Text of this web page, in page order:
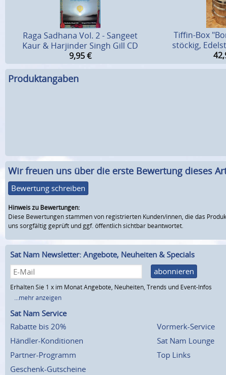
Raga Sadhana Vol. 2 - Sangeet
Kaur & Harjinder Singh Gill CD
9,95€
Tiffin-Box
stöckig,
Produktangaben
Wir freuen uns über die erste Bewertung dieses
Bewertung schreiben
Hinweis zu Bewertungen:
Diese Bewertungen stammen von registrierten Kunden/innen, die das
uns sorgfältig geprüft und ggf. öffentlich sichtbar beantwortet.
Sat Nam Newsletter: Angebote, Neuheiten & Specials
abonnieren
Erhalten Sie 1 x im Monat Angebote, Neuheiten, Trends und Event-Infos
...mehr anzeigen
Sat Nam Service
Rabatte bis 20%
Händler-Konditionen
Partner-Programm
Geschenk-Gutscheine
Vormerk-Service
Sat Nam Lounge
Top Links